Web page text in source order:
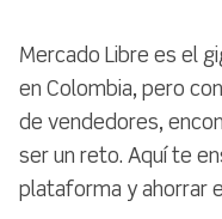
Mercado Libre es el
en Colombia, pero
de vendedores,
ser un reto. Aquí te
plataforma y ahorrar